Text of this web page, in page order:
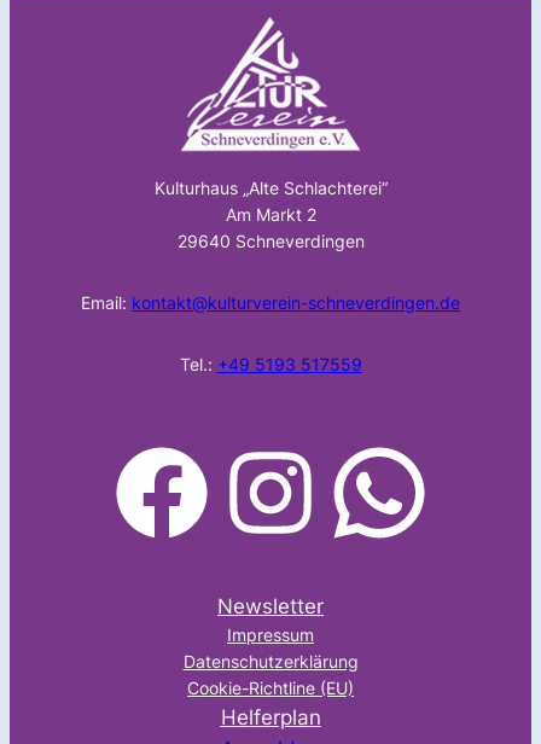
Kulturhaus „Alte Schlachterei“
Am Markt 2
29640 Schneverdingen
Email: kontakt@kulturverein-schneverdingen.de
Tel.: +49 5193 517559
facebook Instagram WhatsApp
Newsletter
Impressum
Datenschutzerklärung
Cookie-Richtline (EU)
Helferplan